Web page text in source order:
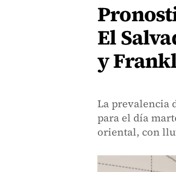
El
y
La prevalencia
para el día
oriental, con